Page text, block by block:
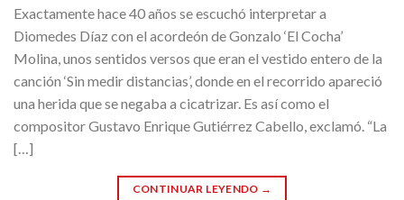
Exactamente hace 40 años se escuchó interpretar a
Diomedes Díaz con el acordeón de Gonzalo ‘El Cocha’
Molina, unos sentidos versos que eran el vestido entero de la
canción ‘Sin medir distancias’, donde en el recorrido apareció
una herida que se negaba a cicatrizar. Es así como el
compositor Gustavo Enrique Gutiérrez Cabello, exclamó. “La
[…]
CONTINUAR LEYENDO →